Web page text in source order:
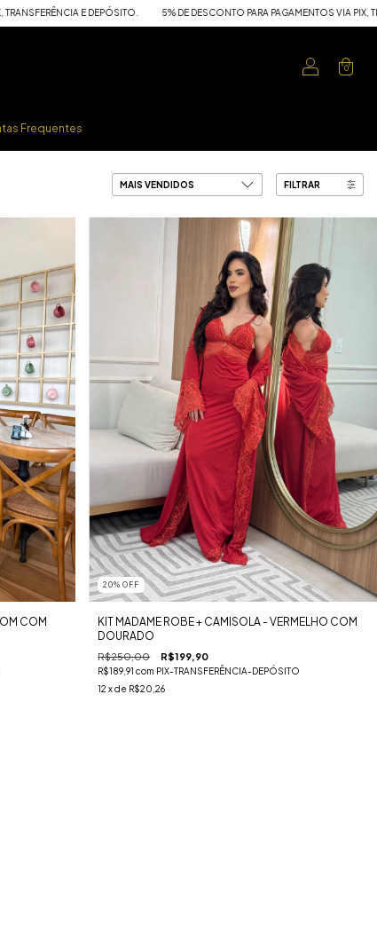
5% DE DESCONTO PARA PAGAMENTOS VIA PIX, TRANSFERÊNCIA E
0
Frequentes
FILTRAR
COM
20%OFF
KIT MADAME ROBE + CAMISOLA - VERMELHO COM
DOURADO
R$250,00 R$199,90
R$189,91com PIX-TRANSFERÊNCIA-DEPÓSITO
12 x de R$20,26